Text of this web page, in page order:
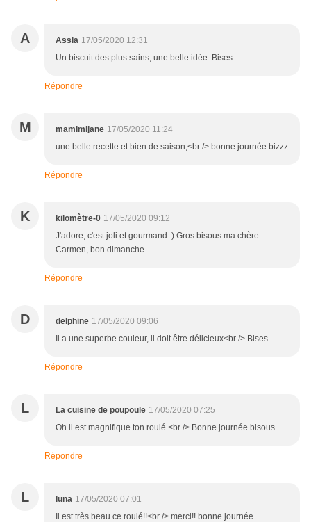
A Assia 17/05/2020 12:31
Un biscuit des plus sains, une belle idée. Bises
Répondre
M mamimijane 17/05/2020 11:24
une belle recette et bien de saison,<br /> bonne journée bizzz
Répondre
K kilomètre-0 17/05/2020 09:12
J'adore, c'est joli et gourmand :) Gros bisous ma chère
Carmen, bon dimanche
Répondre
D delphine 17/05/2020 09:06
Il a une superbe couleur, il doit être délicieux<br /> Bises
Répondre
L La cuisine de poupoule 17/05/2020 07:25
Oh il est magnifique ton roulé <br /> Bonne journée bisous
Répondre
L luna 17/05/2020 07:01
Il est très beau ce roulé!!<br /> merci!! bonne journée